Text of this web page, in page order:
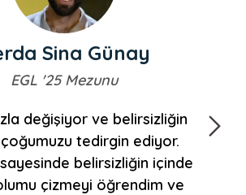
Sina Günay
EGL '25 Mezunu
değişiyor ve belirsizliğin
çoğumuzu tedirgin ediyor.
belirsizliğin içinde
çizmeyi öğrendim ve